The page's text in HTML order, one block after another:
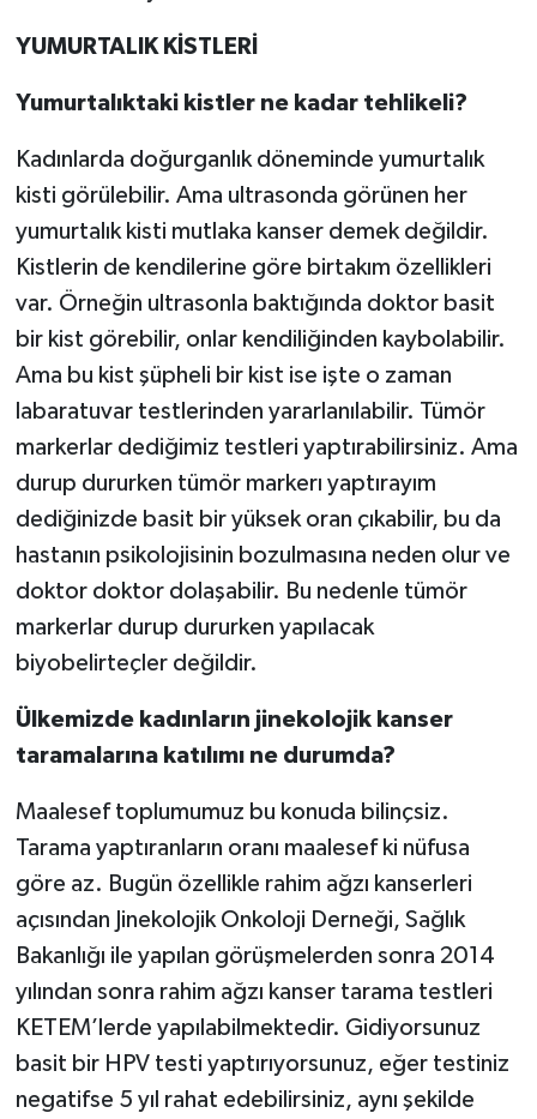
YUMURTALIK KİSTLERİ
Yumurtalıktaki kistler ne kadar tehlikeli?
Kadınlarda doğurganlık döneminde yumurtalık
kisti görülebilir. Ama ultrasonda görünen her
yumurtalık kisti mutlaka kanser demek değildir.
Kistlerin de kendilerine göre birtakım özellikleri
var. Örneğin ultrasonla baktığında doktor basit
bir kist görebilir, onlar kendiliğinden kaybolabilir.
Ama bu kist şüpheli bir kist ise işte o zaman
labaratuvar testlerinden yararlanılabilir. Tümör
markerlar dediğimiz testleri yaptırabilirsiniz. Ama
durup dururken tümör markerı yaptırayım
dediğinizde basit bir yüksek oran çıkabilir, bu da
hastanın psikolojisinin bozulmasına neden olur ve
doktor doktor dolaşabilir. Bu nedenle tümör
markerlar durup dururken yapılacak
biyobelirteçler değildir.
Ülkemizde kadınların jinekolojik kanser
taramalarına katılımı ne durumda?
Maalesef toplumumuz bu konuda bilinçsiz.
Tarama yaptıranların oranı maalesef ki nüfusa
göre az. Bugün özellikle rahim ağzı kanserleri
açısından Jinekolojik Onkoloji Derneği, Sağlık
Bakanlığı ile yapılan görüşmelerden sonra 2014
yılından sonra rahim ağzı kanser tarama testleri
KETEM’lerde yapılabilmektedir. Gidiyorsunuz
basit bir HPV testi yaptırıyorsunuz, eğer testiniz
negatifse 5 yıl rahat edebilirsiniz, aynı şekilde